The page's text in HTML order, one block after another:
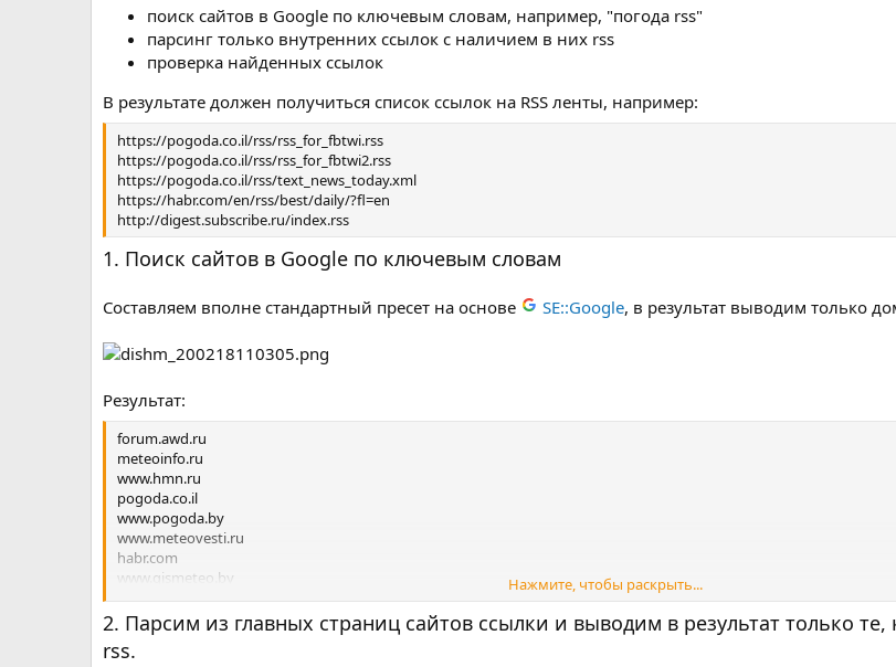
а
н
и
поиск сайтов в Google по ключевым словам, например, "погода rss"
парсинг только внутренних ссылок с наличием в них rss
проверка найденных ссылок
В результате должен получиться список ссылок на RSS ленты, например:
https://pogoda.co.il/rss/rss_for_fbtwi.rss
https://pogoda.co.il/rss/rss_for_fbtwi2.rss
https://pogoda.co.il/rss/text_news_today.xml
https://habr.com/en/rss/best/daily/?fl=en
http://digest.subscribe.ru/index.rss
1. Поиск сайтов в Google по ключевым словам
Составляем вполне стандартный пресет на основе SE::Google, в результат выводим только
Результат:
forum.awd.ru
meteoinfo.ru
www.hmn.ru
pogoda.co.il
www.pogoda.by
www.meteovesti.ru
habr.com
www.gismeteo.by
subscribe.ru
Нажмите, чтобы раскрыть...
2. Парсим из главных страниц сайтов ссылки и выводим в результат только
rss.